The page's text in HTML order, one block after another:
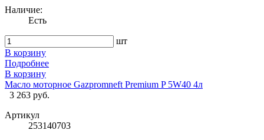
Наличие:
Есть
шт
В корзину
Подробнее
В корзину
Масло моторное Gazpromneft Premium P 5W40 4л
3 263 руб.
Артикул
253140703